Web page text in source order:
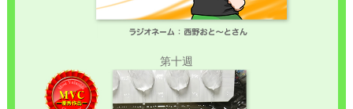
第十週